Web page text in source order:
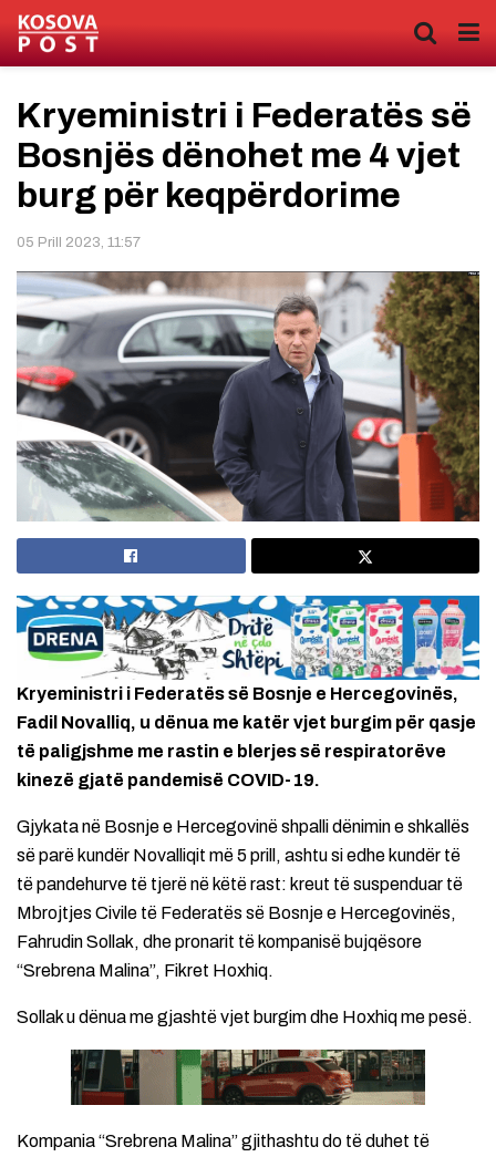
Kryeministri i Federatës së
Bosnjës dënohet me 4 vjet
burg për keqpërdorime
05 Prill 2023, 11:57
Kryeministri i Federatës së Bosnje e Hercegovinës,
Fadil Novalliq, u dënua me katër vjet burgim për qasje
të paligjshme me rastin e blerjes së respiratorëve
kinezë gjatë pandemisë COVID-19.
Gjykata në Bosnje e Hercegovinë shpalli dënimin e shkallës
së parë kundër Novalliqit më 5 prill, ashtu si edhe kundër të
të pandehurve të tjerë në këtë rast: kreut të suspenduar të
Mbrojtjes Civile të Federatës së Bosnje e Hercegovinës,
Fahrudin Sollak, dhe pronarit të kompanisë bujqësore
“Srebrena Malina”, Fikret Hoxhiq.
Sollak u dënua me gjashtë vjet burgim dhe Hoxhiq me pesë.
Kompania “Srebrena Malina” gjithashtu do të duhet të